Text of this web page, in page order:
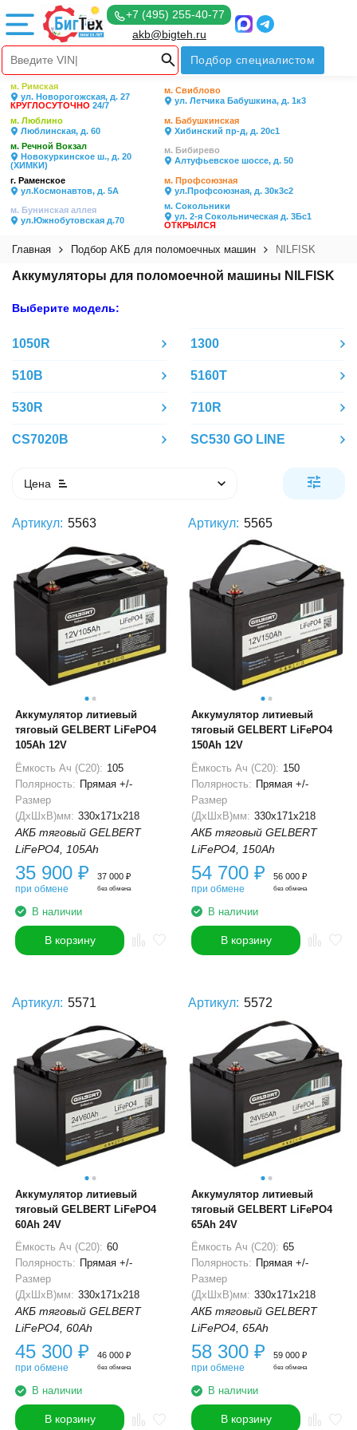
+7 (495) 255-40-77
akb@bigteh.ru
Подбор специалистом
м. Римская
ул. Новорогожская, д. 27
КРУГЛОСУТОЧНО 24/7
м. Свиблово
ул. Летчика Бабушкина, д. 1к3
м. Люблино
Люблинская, д. 60
м. Бабушкинская
Хибинский пр-д, д. 20с1
м. Речной Вокзал
Новокуркинское ш., д. 20
(ХИМКИ)
м. Бибирево
Алтуфьевское шоссе, д. 50
г. Раменское
ул.Космонавтов, д. 5А
м. Профсоюзная
ул.Профсоюзная, д. 30к3с2
м. Бунинская аллея
ул.Южнобутовская д.70
м. Сокольники
ул. 2-я Сокольническая д. 3Бс1
ОТКРЫЛСЯ
Главная Подбор АКБ для поломоечных машин NILFISK
Аккумуляторы для поломоечной машины NILFISK
Выберите модель:
1050R 1300
510B 5160T
530R 710R
CS7020B SC530 GO LINE
Цена
Артикул: 5563
Аккумулятор литиевый
тяговый GELBERT LiFePO4
105Ah 12V
Ёмкость Ач (С20): 105
Полярность: Прямая +/-
Размер
(ДхШхВ)мм: 330x171x218
АКБ тяговый GELBERT
LiFePO4, 105Ah
35 900 ₽
при обмене
37 000 ₽
без обмена
В наличии
В корзину
Артикул: 5565
Аккумулятор литиевый
тяговый GELBERT LiFePO4
150Ah 12V
Ёмкость Ач (С20): 150
Полярность: Прямая +/-
Размер
(ДхШхВ)мм: 330x171x218
АКБ тяговый GELBERT
LiFePO4, 150Ah
54 700 ₽
при обмене
56 000 ₽
без обмена
В наличии
В корзину
Артикул: 5571
Аккумулятор литиевый
тяговый GELBERT LiFePO4
60Ah 24V
Ёмкость Ач (С20): 60
Полярность: Прямая +/-
Размер
(ДхШхВ)мм: 330x171x218
АКБ тяговый GELBERT
LiFePO4, 60Ah
45 300 ₽
при обмене
46 000 ₽
без обмена
В наличии
В корзину
Артикул: 5572
Аккумулятор литиевый
тяговый GELBERT LiFePO4
65Ah 24V
Ёмкость Ач (С20): 65
Полярность: Прямая +/-
Размер
(ДхШхВ)мм: 330x171x218
АКБ тяговый GELBERT
LiFePO4, 65Ah
58 300 ₽
при обмене
59 000 ₽
без обмена
В наличии
В корзину